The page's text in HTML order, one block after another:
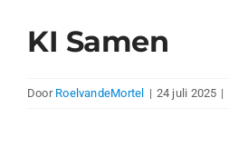
KI Samen
Door RoelvandeMortel | 24 juli 2025 |